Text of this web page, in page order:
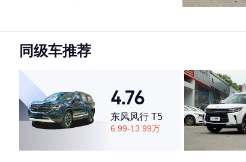
·内饰表现较为优秀，优于69%同级车
·空间表现较为优秀，优于57%同级车
同级车推荐
4.76
东风风行 T5
6.99-13.99万